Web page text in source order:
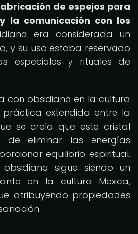
de espejos para
la comunicación con los
era considerada un
y su uso estaba reservado
especiales y rituales de
con obsidiana en la cultura
extendida entre la
se creía que este cristal
eliminar las energías
equilibrio espiritual.
sigue siendo un
en la cultura Mexica,
atribuyendo propiedades